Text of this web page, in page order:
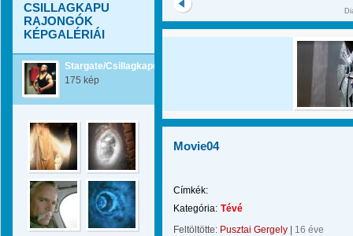
CSILLAGKAPU
RAJONGÓK
KÉPGALÉRIÁI
Stargate/Csillagkapu
175 kép
Movie04
Címkék:
Kategória: Tévé
Feltöltötte: Pusztai Gergely
16 éve